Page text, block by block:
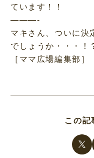
ています！！
———-
マキさん、ついに決
でしょうか・・・！
［ママ広場編集部］
この